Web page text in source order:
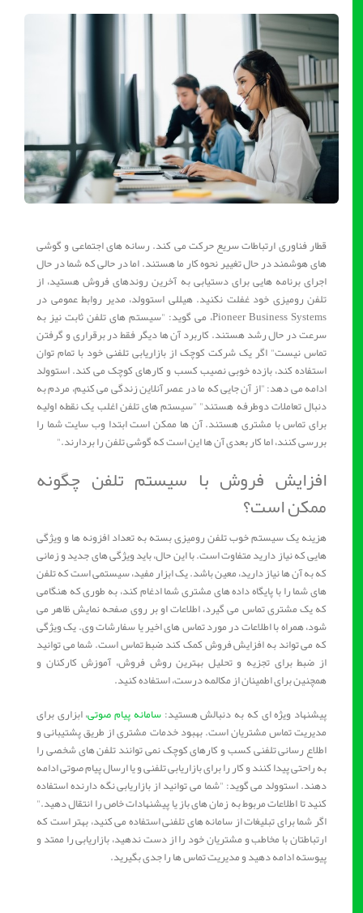
قطار فناوری ارتباطات سریع حرکت می کند. رسانه های اجتماعی و گوشی
های هوشمند در حال تغییر نحوه کار ما هستند. اما در حالی که شما در حال
اجرای برنامه هایی برای دستیابی به آخرین روندهای فروش هستید، از
تلفن رومیزی خود غفلت نکنید. هیللی استوولد، مدیر روابط عمومی در
Pioneer Business Systems، می گوید: "سیستم های تلفن ثابت نیز به
سرعت در حال رشد هستند. کاربرد آن ها دیگر فقط در برقراری و گرفتن
تماس نیست" اگر یک شرکت کوچک از بازاریابی تلفنی خود با تمام توان
استفاده کند، بازده خوبی نصیب کسب و کارهای کوچک می کند. استوولد
ادامه می دهد: "از آن جایی که ما در عصر آنلاین زندگی می کنیم، مردم به
دنبال تعاملات دوطرفه هستند" "سیستم های تلفن اغلب یک نقطه اولیه
برای تماس با مشتری هستند. آن ها ممکن است ابتدا وب سایت شما را
بررسی کنند، اما کار بعدی آن ها این است که گوشی تلفن را بردارند."
افزایش فروش با سیستم تلفن چگونه
ممکن است؟
هزینه یک سیستم خوب تلفن رومیزی بسته به تعداد افزونه ها و ویژگی
هایی که نیاز دارید متفاوت است. با این حال، باید ویژگی های جدید و زمانی
که به آن ها نیاز دارید، معین باشد. یک ابزار مفید، سیستمی است که تلفن
های شما را با پایگاه داده های مشتری شما ادغام کند، به طوری که هنگامی
که یک مشتری تماس می گیرد، اطلاعات او بر روی صفحه نمایش ظاهر می
شود، همراه با اطلاعات در مورد تماس های اخیر یا سفارشات وی. یک ویژگی
که می تواند به افزایش فروش کمک کند ضبط تماس است. شما می توانید
از ضبط برای تجزیه و تحلیل بهترین روش فروش، آموزش کارکنان و
همچنین برای اطمینان از مکالمه درست، استفاده کنید.
پیشنهاد ویژه ای که به دنبالش هستید:سامانه پیام صوتی، ابزاری برای
مدیریت تماس مشتریان است. بهبود خدمات مشتری از طریق پشتیبانی و
اطلاع رسانی تلفنی کسب و کارهای کوچک نمی توانند تلفن های شخصی را
به راحتی پیدا کنند و کار را برای بازاریابی تلفنی و یا ارسال پیام صوتی ادامه
دهند. استوولد می گوید: "شما می توانید از بازاریابی نگه دارنده استفاده
کنید تا اطلاعات مربوط به زمان های باز یا پیشنهادات خاص را انتقال دهید."
اگر شما برای تبلیغات از سامانه های تلفنی استفاده می کنید، بهتر است که
ارتباطتان با مخاطب و مشتریان خود را از دست ندهید، بازاریابی را ممتد و
پیوسته ادامه دهید و مدیریت تماس ها را جدی بگیرید.